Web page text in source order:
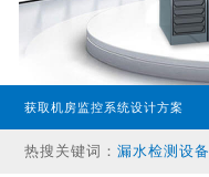
获取机房监控系统设计方案
热搜关键词：
专业型主机
漏水检测设备